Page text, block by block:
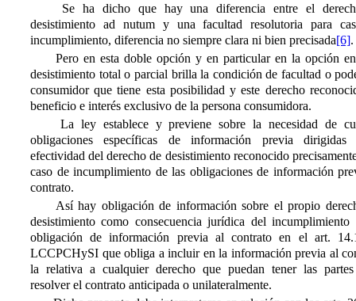
Se ha dicho que hay una diferencia entre el
desistimiento ad nutum y una facultad resolutoria para
incumplimiento, diferencia no siempre clara ni bien precisada[6].
Pero en esta doble opción y en particular en la opción
desistimiento total o parcial brilla la condición de facultad o
consumidor que tiene esta posibilidad y este derecho
beneficio e interés exclusivo de la persona consumidora.
La ley establece y previene sobre la necesidad de
obligaciones específicas de información previa
efectividad del derecho de desistimiento reconocido
caso de incumplimiento de las obligaciones de información
contrato.
Así hay obligación de información sobre el propio
desistimiento como consecuencia jurídica del incumplimiento
obligación de información previa al contrato en el art.
LCCPCHySI que obliga a incluir en la información previa al
la relativa a cualquier derecho que puedan tener las
resolver el contrato anticipada o unilateralmente.